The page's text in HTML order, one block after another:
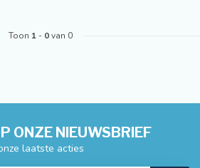
Toon 1 - 0van 0
ONZE NIEUWSBRIEF
laatste acties